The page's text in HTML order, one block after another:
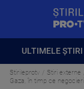
ULTIMELE ȘTIRI
Stirileprotv Stiri externe
Gaza, în timp ce